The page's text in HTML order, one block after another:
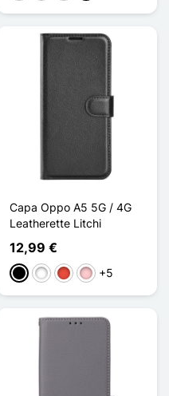
Capa Oppo A5 5G / 4G
Leatherette Litchi
12,99 €
PretoBrancoVermelho
Rosa+5